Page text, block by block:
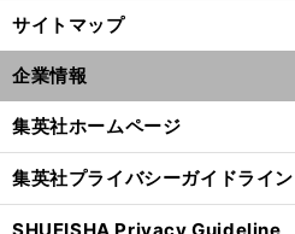
サイトマップ
企業情報
集英社ホームページ
集英社プライバシーガイドライン